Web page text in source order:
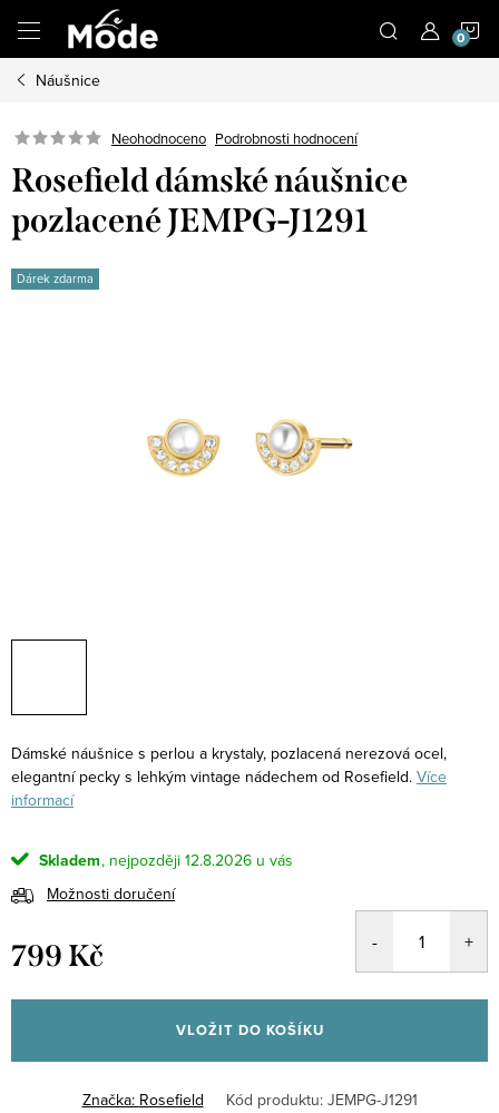
obsah
Náušnice
Neohodnoceno Podrobnosti hodnocení
Rosefield dámské náušnice
pozlacené JEMPG-J1291
Dárek zdarma
Dámské náušnice s perlou a krystaly, pozlacená nerezová ocel,
elegantní pecky s lehkým vintage nádechem od Rosefield. Více
informací
Skladem
12.8.2026
Možnosti doručení
799 Kč
cena:
VLOŽIT DO KOŠÍKU
Značka: Rosefield Kód produktu: JEMPG-J1291